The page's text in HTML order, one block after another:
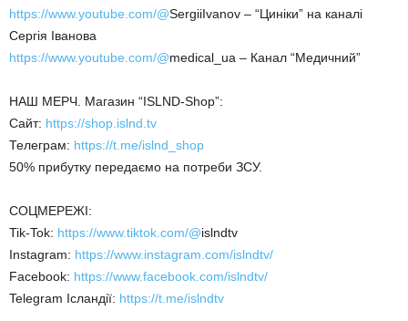
https://www.youtube.com/@SergiiIvanov – “Циніки” на каналі
Сергія Іванова
https://www.youtube.com/@medical_ua – Канал “Медичний”
НАШ МЕРЧ. Магазин “ISLND-Shop”:
Сайт: https://shop.islnd.tv
Телеграм: https://t.me/islnd_shop
50% прибутку передаємо на потреби ЗСУ.
СОЦМЕРЕЖІ:
Tik-Tok: https://www.tiktok.com/@islndtv
Instagram: https://www.instagram.com/islndtv/
Facebook: https://www.facebook.com/islndtv/
Telegram Ісландії: https://t.me/islndtv